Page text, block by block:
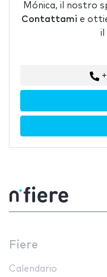
Mónica, il nostro
Contattami e
il
Fiere
Calendario